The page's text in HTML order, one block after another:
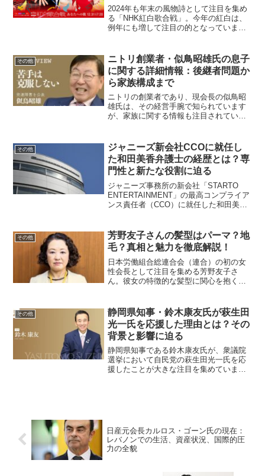
か？
2024年も年末の風物詩として注目を集め
る「NHK紅白歌合戦」。今年の紅白は、
例年にも増して注目の的となっていま
本国内だけでなく、海外からも多くの視
聴者を集める紅白歌合...
その他
ニトリ創業者・似鳥昭雄氏の息子
に関する詳細情報：後継者問題か
ら家族構成まで
ニトリの創業者であり、現会長の似鳥昭
雄氏は、その経営手腕で知られています
が、家族に関する情報も注目されていま
ています。以下、これらの点について詳
しく解説します。似鳥昭雄...
その他
ジャニーズ新会社CCOに就任し
た和田美香弁護士の経歴とは？専
門性と新たな役割に迫る
ジャニーズ事務所の新会社「STARTO
ENTERTAINMENT」の最高コンプライア
ンス責任者（CCO）に就任した和田美香
和田美香弁護士とはどのような人物？和
田美香氏...
その他
芳野友子さんの髪型はパーマ？地
毛？真相と魅力を徹底解説！
日本労働組合総連合会（連合）の初の女
性会長として注目を集める芳野友子さ
ん。彼女の特徴的な髪型に関心を抱く方
疑問の声も少なくありません。本記事で
は、芳野さんの髪型について...
その他
静岡県知事・鈴木康友氏が萩生田
光一氏を応援した理由とは？その
背景と影響に迫る
静岡県知事である鈴木康友氏が、衆議院
選挙において自民党の萩生田光一氏を応
援したことが大きな注目を集めていま
日産元会長カルロス・ゴーン氏の現在：
レバノンでの生活、資産状況、国際的圧
力の全貌